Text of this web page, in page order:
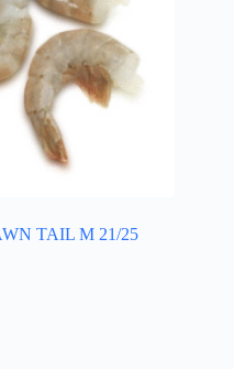
TAIL M 21/25